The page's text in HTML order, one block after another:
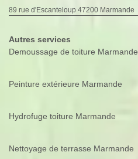
89 rue d'Escanteloup 47200 Marmande
Autres services
Demoussage de toiture Marmande
Peinture extérieure Marmande
Hydrofuge toiture Marmande
Nettoyage de terrasse Marmande